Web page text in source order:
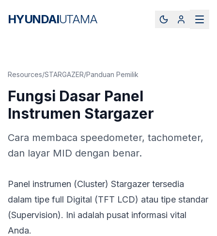
HYUNDAIUTAMA
Resources/STARGAZER/Panduan Pemilik
Fungsi Dasar Panel
Instrumen Stargazer
Cara membaca speedometer, tachometer,
dan layar MID dengan benar.
Panel instrumen (Cluster) Stargazer tersedia
dalam tipe full Digital (TFT LCD) atau tipe standar
(Supervision). Ini adalah pusat informasi vital
Anda.